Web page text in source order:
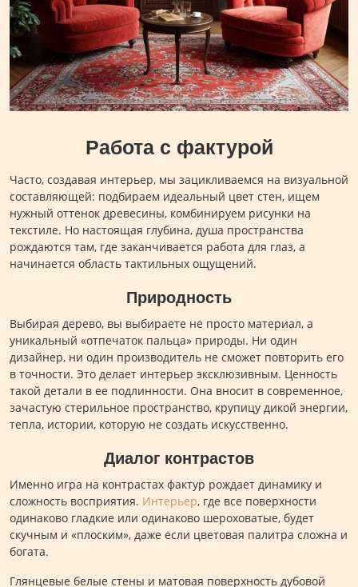
Работа с фактурой
Часто, создавая интерьер, мы зацикливаемся на визуальной
составляющей: подбираем идеальный цвет стен, ищем
нужный оттенок древесины, комбинируем рисунки на
текстиле. Но настоящая глубина, душа пространства
рождаются там, где заканчивается работа для глаз, а
начинается область тактильных ощущений.
Природность
Выбирая дерево, вы выбираете не просто материал, а
уникальный «отпечаток пальца» природы. Ни один
дизайнер, ни один производитель не сможет повторить его
в точности. Это делает интерьер эксклюзивным. Ценность
такой детали в ее подлинности. Она вносит в современное,
зачастую стерильное пространство, крупицу дикой энергии,
тепла, истории, которую не создать искусственно.
Диалог контрастов
Именно игра на контрастах фактур рождает динамику и
сложность восприятия. Интерьер, где все поверхности
одинаково гладкие или одинаково шероховатые, будет
скучным и «плоским», даже если цветовая палитра сложна и
богата.
Глянцевые белые стены и матовая поверхность дубовой